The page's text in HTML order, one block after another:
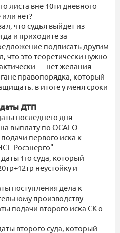
листа вне 10ти дневного
нет?
что судья выйдет из
и приходите за
подписать другим
что это теоретически нужно
— нет желания
правопорядка, который
в итоге у меня сроки
ДТП
последнего дня
выплату по ОСАГО
первого иска к
Росэнерго"
1го суда, который
неустойку и
поступления дела к
производству
подачи второго иска СК о
второго суда, который